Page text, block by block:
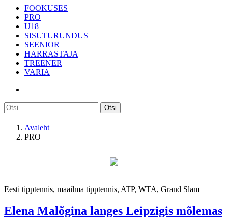
TENNISNET.EE
TennisFOOKUSES
PRO
U18
SISUTURUNDUS
SEENIOR
HARRASTAJA
TREENER
VARIA
Otsi
Otsi:
Avaleht
PRO
Eesti tipptennis, maailma tipptennis, ATP, WTA, Grand Slam
Elena Malõgina langes Leipzigis mõlemas